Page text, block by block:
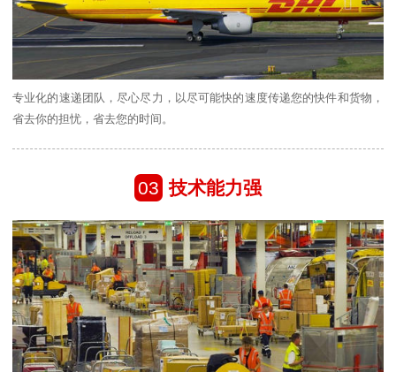
专业化的速递团队，尽心尽力，以尽可能快的速度传递您的快件和货物，
省去你的担忧，省去您的时间。
03 技术能力强